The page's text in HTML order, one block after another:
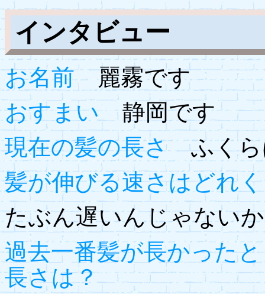
インタビュー
お名前麗霧です
おすまい静岡です
現在の髪の長さふくら
髪が伸びる速さはどれ
たぶん遅いんじゃない
過去一番髪が長かった
長さは？